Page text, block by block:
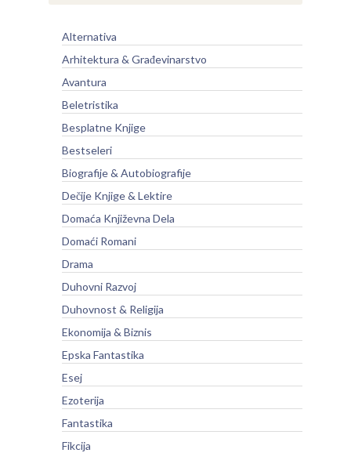
Alternativa
Arhitektura & Građevinarstvo
Avantura
Beletristika
Besplatne Knjige
Bestseleri
Biografije & Autobiografije
Dečije Knjige & Lektire
Domaća Književna Dela
Domaći Romani
Drama
Duhovni Razvoj
Duhovnost & Religija
Ekonomija & Biznis
Epska Fantastika
Esej
Ezoterija
Fantastika
Fikcija